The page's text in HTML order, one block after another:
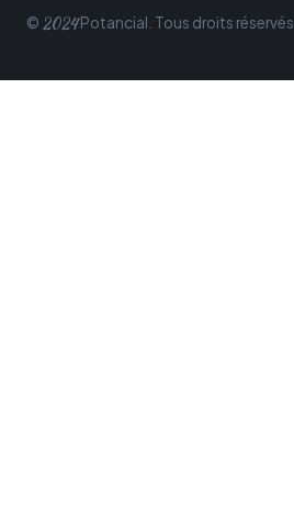
© 2024Potancial. Tous droits réservés.